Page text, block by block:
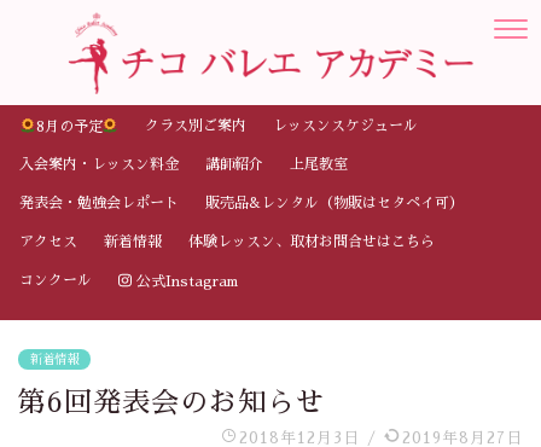
8月の予定 クラス別ご案内 レッスンスケジュール
入会案内・レッスン料金 講師紹介 上尾教室
発表会・勉強会レポート 販売品&レンタル（物販はセタペイ可）
アクセス 新着情報 体験レッスン、取材お問合せはこちら
コンクール 公式Instagram
新着情報
第6回発表会のお知らせ
2018年12月3日 / 2019年8月27日